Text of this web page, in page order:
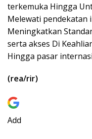
terkemuka Hingga
Melewati pendekatan
Meningkatkan
serta akses Di
Hingga pasar
(rea/rir)
Add